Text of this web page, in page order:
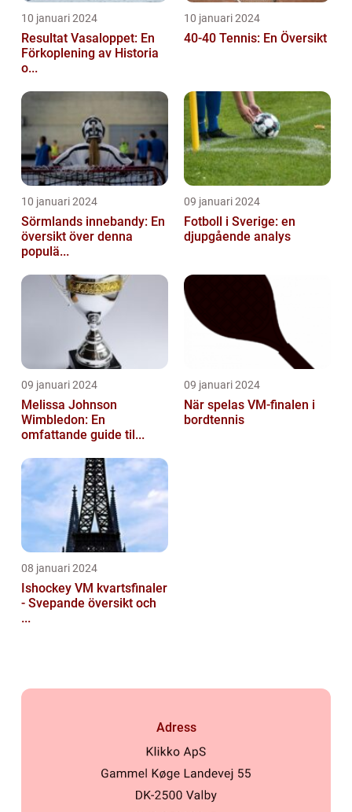
10 januari 2024
Resultat Vasaloppet: En
Förkoplening av Historia
o...
10 januari 2024
40-40 Tennis: En Översikt
10 januari 2024
Sörmlands innebandy: En
översikt över denna
populä...
09 januari 2024
Fotboll i Sverige: en
djupgående analys
09 januari 2024
Melissa Johnson
Wimbledon: En
omfattande guide til...
09 januari 2024
När spelas VM-finalen i
bordtennis
08 januari 2024
Ishockey VM kvartsfinaler
- Svepande översikt och
...
Adress